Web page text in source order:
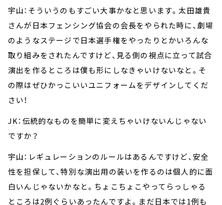
宇山：そういうのもすごい大事かなと思います。太田雄貴
さんが日本フェンシング協会の会長をやられた時に、劇場
のようなステージで日本選手権をやったりとかいろんな
取り組みをされたんですけど、見る側の視点に立って試合
演出を作るところは僕も形にしなきゃいけないなと。そ
の際はぜひかっこいいユニフォームをデザインしてくだ
さい！
JK：伝統的なものを簡単に変えちゃいけないんじゃない
ですか？
宇山：レギュレーションのルールはあるんですけど、安全
性を担保して、特別な演出用の装いを作るのは個人的に面
白いんじゃないかなと。ちょこちょこやってらっしゃる
ところは2例ぐらいあったんですよ。まだ日本では1例も